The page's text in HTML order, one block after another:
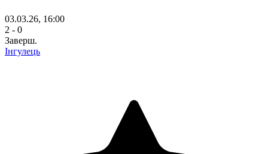
03.03.26, 16:00
2 - 0
Заверш.
Інгулець